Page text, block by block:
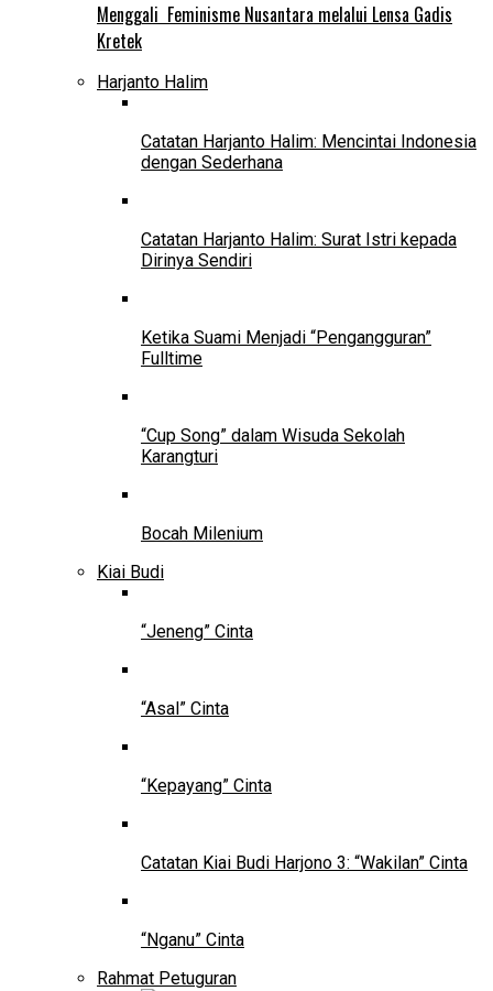
Menggali Feminisme Nusantara melalui Lensa Gadis
Kretek
Harjanto Halim
Catatan Harjanto Halim: Mencintai Indonesia
dengan Sederhana
Catatan Harjanto Halim: Surat Istri kepada
Dirinya Sendiri
Ketika Suami Menjadi “Pengangguran”
Fulltime
“Cup Song” dalam Wisuda Sekolah
Karangturi
Bocah Milenium
Kiai Budi
“Jeneng” Cinta
“Asal” Cinta
“Kepayang” Cinta
Catatan Kiai Budi Harjono 3: “Wakilan” Cinta
“Nganu” Cinta
Rahmat Petuguran